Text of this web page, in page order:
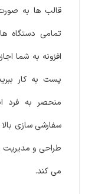
قالب‌ ها به
تمامی دستگاه‌
افزونه به شما
پست به کار
منحصر به فرد
سفارشی‌ سازی
طراحی و مدیریت
می‌ کند.